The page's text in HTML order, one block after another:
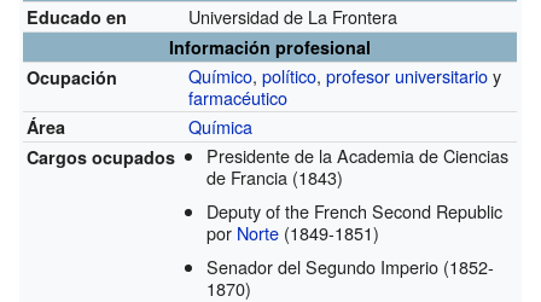
Educado en
Universidad de La Frontera
Información profesional
Ocupación
Químico,político,profesor universitarioy
farmacéutico
Área Química
Cargos ocupados
Presidente de la Academia de Ciencias
de Francia (1843)
Deputy of the French Second Republic
por Norte (1849-1851)
Senador del Segundo Imperio (1852-
1870)